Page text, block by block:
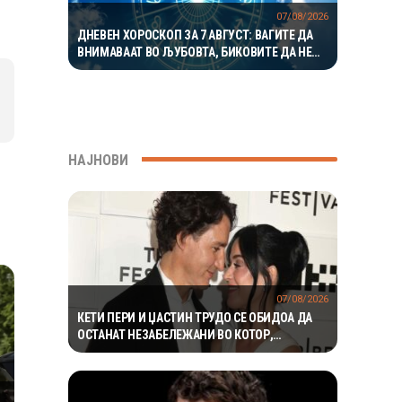
ДНЕВЕН ХОРОСКОП ЗА 7 АВГУСТ: ВАГИТЕ ДА
ВНИМАВААТ ВО ЉУБОВТА, БИКОВИТЕ ДА НЕ
РИЗИКУВААТ НА РАБОТА
07/08/2026
НАЈНОВИ
КЕТИ ПЕРИ И ЏАСТИН ТРУДО СЕ ОБИДОА ДА
ОСТАНАТ НЕЗАБЕЛЕЖАНИ ВО КОТОР,
МЕШТАНИТЕ СО ДУХОВИТИ РЕАКЦИИ: „НИКОЈ
НЕ БИ ГИ ПРЕПОЗНАЛ“
07/08/2026